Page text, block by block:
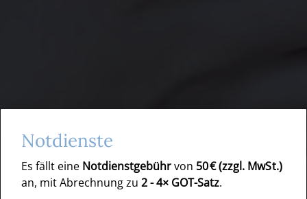
Notdienste
Es fällt eine Notdienstgebührvon 50 € (zzgl. MwSt.)
an, mit Abrechnung zu2 - 4× GOT-Satz.